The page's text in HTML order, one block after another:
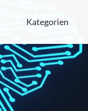
Kategorien